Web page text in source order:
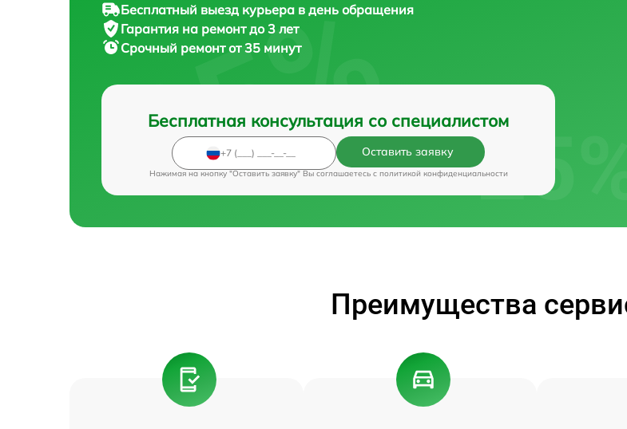
Бесплатный выезд курьера в день обращения
Гарантия на ремонт до 3 лет
Срочный ремонт от 35 минут
Бесплатная консультация со специалистом
Оставить заявку
Нажимая на кнопку "Оставить заявку" Вы соглашаетесь c политикой конфиденциальности
Преимущества